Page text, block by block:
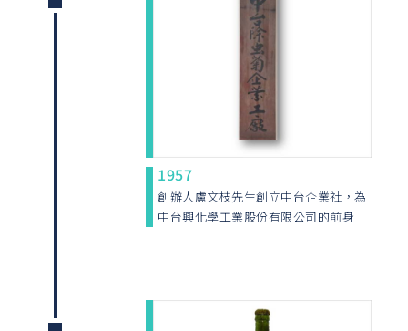
1957
創辦人盧文枝先生創立中台企業社，為
中台興化學工業股份有限公司的前身